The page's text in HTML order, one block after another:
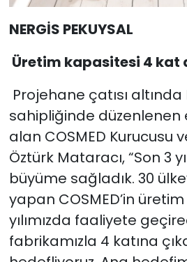
NERGİS PEKUYSAL
Üretim kapasitesi 4 kat
Projehane çatısı
sahipliğinde düzenlenen
alan COSMED Kurucusu
Öztürk Mataracı, “Son 3
büyüme sağladık. 30
yapan COSMED’in
yılımızda faaliyete
fabrikamızla 4 katına